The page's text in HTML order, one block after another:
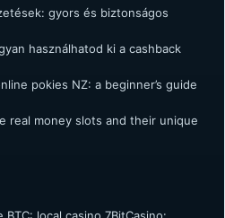
gyors és biztonságos
használhatod ki a cashback
pokies NZ: a beginner’s guide
real money slots and their unique